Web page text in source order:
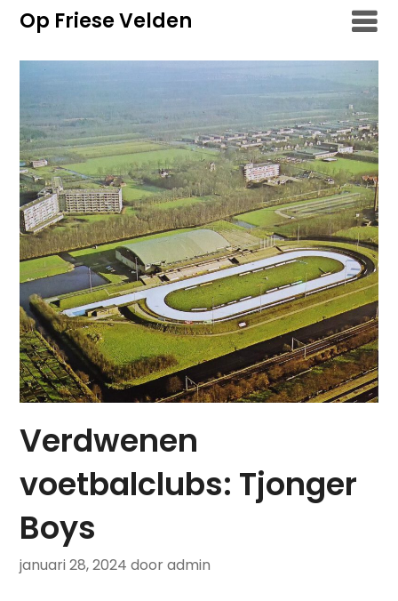
Overslaan
naar
inhoud
Op Friese Velden
Verdwenen
voetbalclubs: Tjonger
Boys
januari 28, 2024 door admin